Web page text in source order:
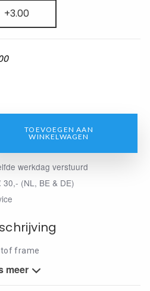
+3.00
TOEVOEGEN AAN
WINKELWAGEN
werkdag verstuurd
(NL, BE & DE)
frame
meer